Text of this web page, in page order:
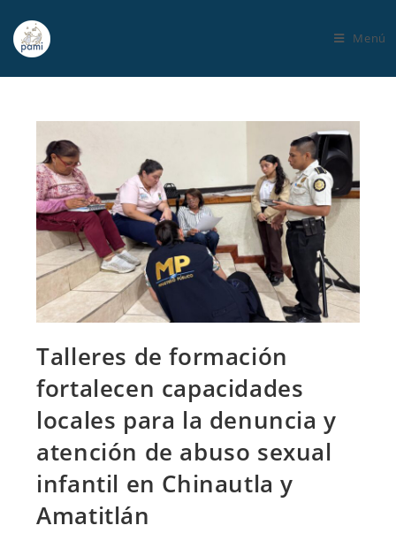
Menú
Talleres de formación
fortalecen capacidades
locales para la denuncia y
atención de abuso sexual
infantil en Chinautla y
Amatitlán